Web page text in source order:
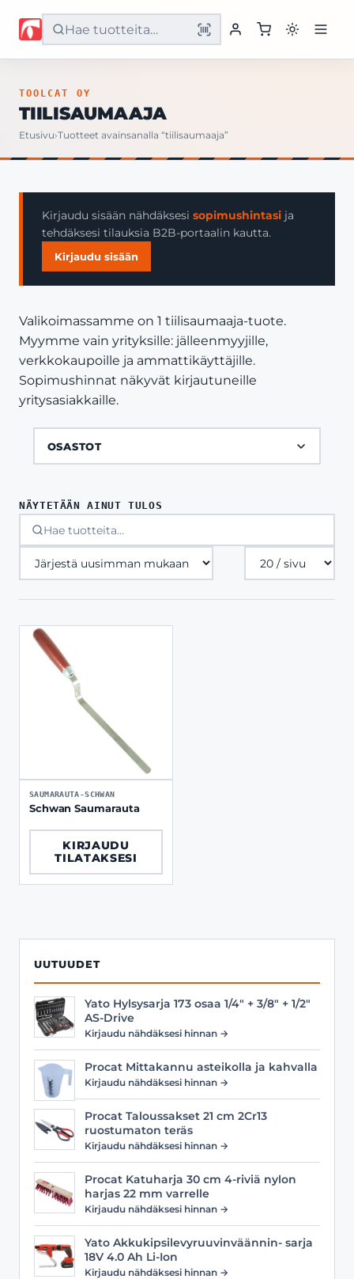
Etusivu
Yritys
Yhteystiedot
TOOLCAT OY
TIILISAUMAAJA
Etusivu›Tuotteet avainsanalla “tiilisaumaaja”
Kirjaudu sisään nähdäksesi sopimushintasi ja
tehdäksesi tilauksia B2B-portaalin kautta.
Kirjaudu sisään
Valikoimassamme on 1 tiilisaumaaja-tuote.
Myymme vain yrityksille: jälleenmyyjille,
verkkokaupoille ja ammattikäyttäjille.
Sopimushinnat näkyvät kirjautuneille
yritysasiakkaille.
OSASTOT
UUTUUDET
Yato Hylsysarja 173 osaa 1/4" + 3/8" + 1/2"
AS-Drive
Kirjaudu nähdäksesi hinnan →
Procat Mittakannu asteikolla ja kahvalla
Kirjaudu nähdäksesi hinnan →
Procat Taloussakset 21 cm 2Cr13
ruostumaton teräs
Kirjaudu nähdäksesi hinnan →
Procat Katuharja 30 cm 4-riviä nylon
harjas 22 mm varrelle
Kirjaudu nähdäksesi hinnan →
Yato Akkukipsilevyruuvinväännin- sarja
18V 4.0 Ah Li-Ion
Kirjaudu nähdäksesi hinnan →
NÄYTETÄÄN AINUT TULOS
Tuotteita
sivulla
SAUMARAUTA-SCHWAN
Schwan Saumarauta
KIRJAUDU
TILATAKSESI